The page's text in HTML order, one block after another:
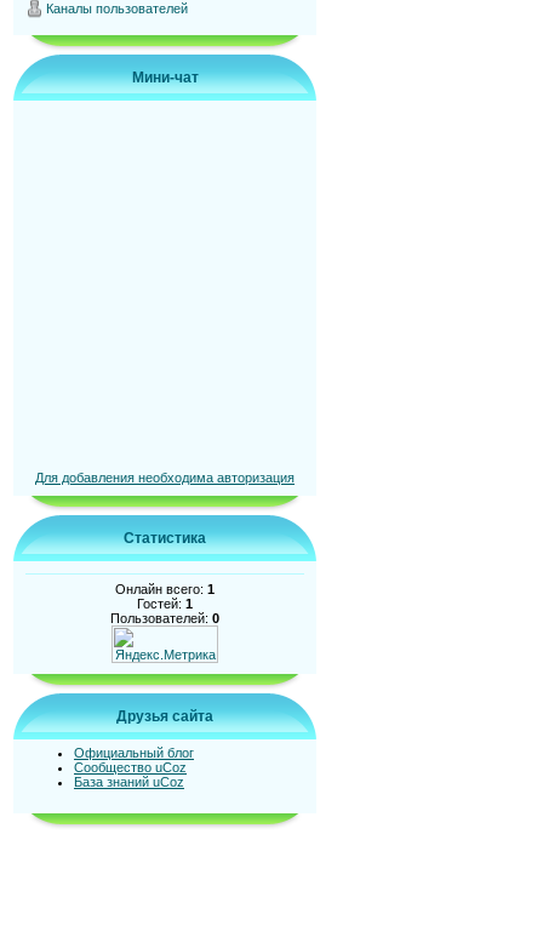
Каналы пользователей
Мини-чат
Для добавления необходима авторизация
Статистика
Онлайн всего: 1
Гостей: 1
Пользователей: 0
Друзья сайта
Официальный блог
Сообщество uCoz
База знаний uCoz